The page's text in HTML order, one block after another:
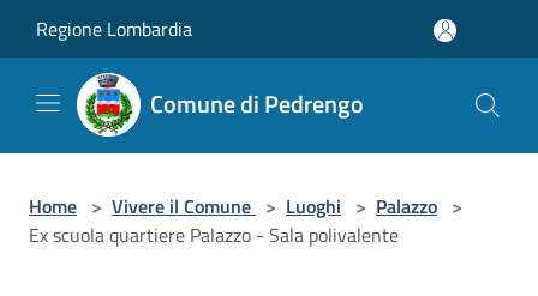
Regione Lombardia
Comune di Pedrengo
Home > Vivere il Comune > Luoghi > Palazzo >
Ex scuola quartiere Palazzo - Sala polivalente